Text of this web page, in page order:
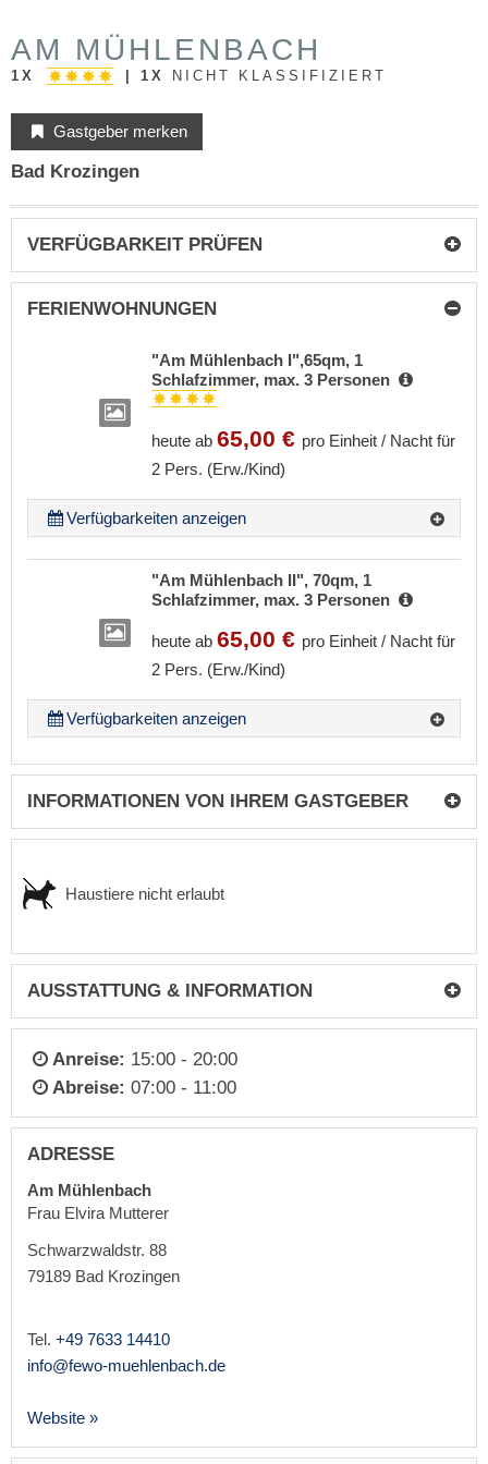
AM MÜHLENBACH
1X 1X NICHT KLASSIFIZIERT
Gastgeber merken
Bad Krozingen
VERFÜGBARKEIT PRÜFEN
FERIENWOHNUNGEN
"Am Mühlenbach I",65qm, 1
Schlafzimmer, max. 3 Personen
heute ab 65,00 € pro Einheit / Nacht für
2 Pers. (Erw./Kind)
Verfügbarkeiten anzeigen
"Am Mühlenbach II", 70qm, 1
Schlafzimmer, max. 3 Personen
heute ab 65,00 € pro Einheit / Nacht für
2 Pers. (Erw./Kind)
Verfügbarkeiten anzeigen
INFORMATIONEN VON IHREM GASTGEBER
Haustiere nicht erlaubt
AUSSTATTUNG & INFORMATION
Anreise: 15:00 - 20:00
Abreise: 07:00 - 11:00
ADRESSE
Am Mühlenbach
Frau Elvira Mutterer
Schwarzwaldstr. 88
79189 Bad Krozingen
Tel. +49 7633 14410
info@fewo-muehlenbach.de
Website »